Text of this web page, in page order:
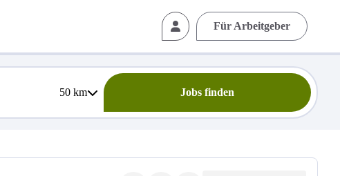
Für Arbeitgeber
50km Jobs finden